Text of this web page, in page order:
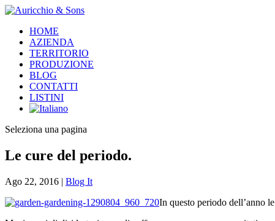
HOME
AZIENDA
TERRITORIO
PRODUZIONE
BLOG
CONTATTI
LISTINI
Seleziona una pagina
Le cure del periodo.
Ago 22, 2016 | Blog It
In questo periodo dell’anno